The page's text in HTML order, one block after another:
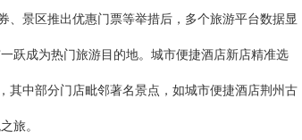
、景区推出优惠门票等举措后，多个旅游平台数据显
跃成为热门旅游目的地。城市便捷酒店新店精准选
其中部分门店毗邻著名景点，如城市便捷酒店荆州古
旅。